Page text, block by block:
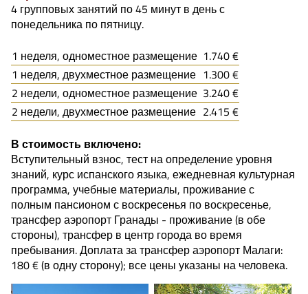
4 групповых занятий по 45 минут в день с
понедельника по пятницу.
1 неделя, одноместное размещение 1.740 €
1 неделя, двухместное размещение 1.300 €
2 недели, одноместное размещение 3.240 €
2 недели, двухместное размещение 2.415 €
В стоимость включено:
Вступительный взнос, тест на определение уровня
знаний, курс испанского языка, ежедневная культурная
программа, учебные материалы, проживание с
полным пансионом с воскресенья по воскресенье,
трансфер аэропорт Гранады - проживание (в обе
стороны), трансфер в центр города во время
пребывания. Доплата за трансфер аэропорт Малаги:
180 € (в одну сторону); все цены указаны на человека.